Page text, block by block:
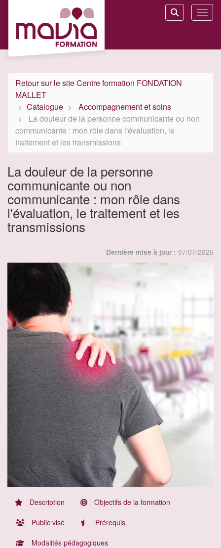
Aller au menu principal
Aller au contenu principal
Personnaliser l'interface
Rechercher
Retour sur le site Centre formation FONDATION
MALLET
Catalogue
Accompagnement et soins
La douleur de la personne communicante ou non
communicante : mon rôle dans l'évaluation, le
traitement et les transmissions
La douleur de la personne
communicante ou non
communicante : mon rôle dans
l'évaluation, le traitement et les
transmissions
Dernière mise à jour : 07/07/2026
Description Objectifs de la formation
Public visé Prérequis
Modalités pédagogiques